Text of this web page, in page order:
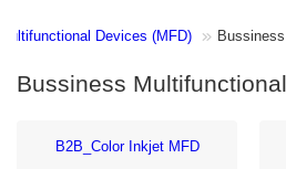
Devices (MFD)
Bussiness
B2B_Color Inkjet MFD